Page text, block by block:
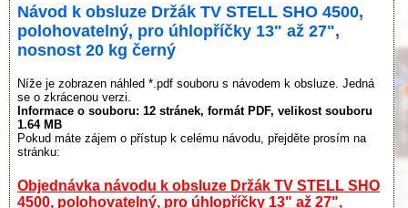
Návod k obsluze Držák TV STELL SHO 4500,
polohovatelný, pro úhlopříčky 13" až 27",
nosnost 20 kg černý
Níže je zobrazen náhled *.pdf souboru s návodem k obsluze. Jedná
se o zkrácenou verzi.
Informace o souboru: 12 stránek, formát PDF, velikost souboru
1.64 MB
Pokud máte zájem o přístup k celému návodu, přejděte prosím na
stránku:
Objednávka návodu k obsluze Držák TV STELL SHO
4500, polohovatelný, pro úhlopříčky 13" až 27",